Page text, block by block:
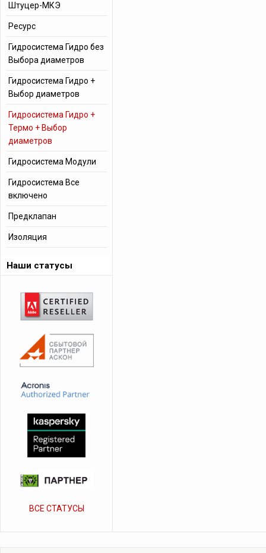
Штуцер-МКЭ
Ресурс
Гидросистема Гидро без
Выбора диаметров
Гидросистема Гидро +
Выбор диаметров
Гидросистема Гидро +
Термо + Выбор
диаметров
Гидросистема Модули
Гидросистема Все
включено
Предклапан
Изоляция
Наши статусы
ВСЕ СТАТУСЫ